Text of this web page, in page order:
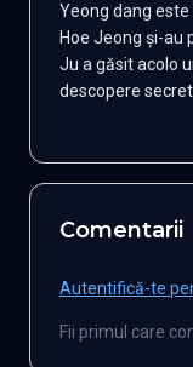
Yeong dang este
Hoe Jeong și-au
Ju a găsit acolo
descopere
Comentarii
Autentifică-te
Fii primul care